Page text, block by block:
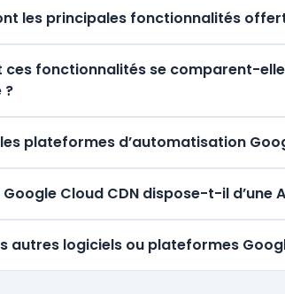
les principales fonctionnalités
ces fonctionnalités se comparent-
?
plateformes d’automatisation
Google Cloud CDN dispose-t-il d’une
autres logiciels ou plateformes